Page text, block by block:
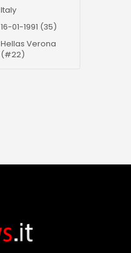
Italy
16-01-1991 (35)
Hellas Verona
(#22)